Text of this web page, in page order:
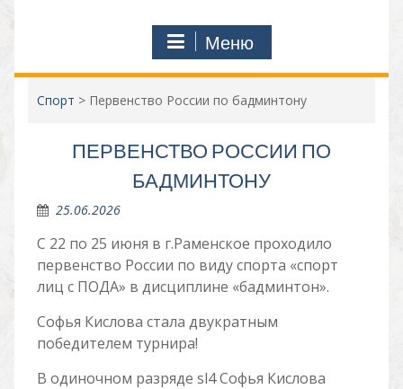
Меню
Спорт > Первенство России по бадминтону
ПЕРВЕНСТВО РОССИИ ПО
БАДМИНТОНУ
25.06.2026
С 22 по 25 июня в г.Раменское проходило
первенство России по виду спорта «спорт
лиц с ПОДА» в дисциплине «бадминтон».
Софья Кислова стала двукратным
победителем турнира!
В одиночном разряде sl4 Софья Кислова